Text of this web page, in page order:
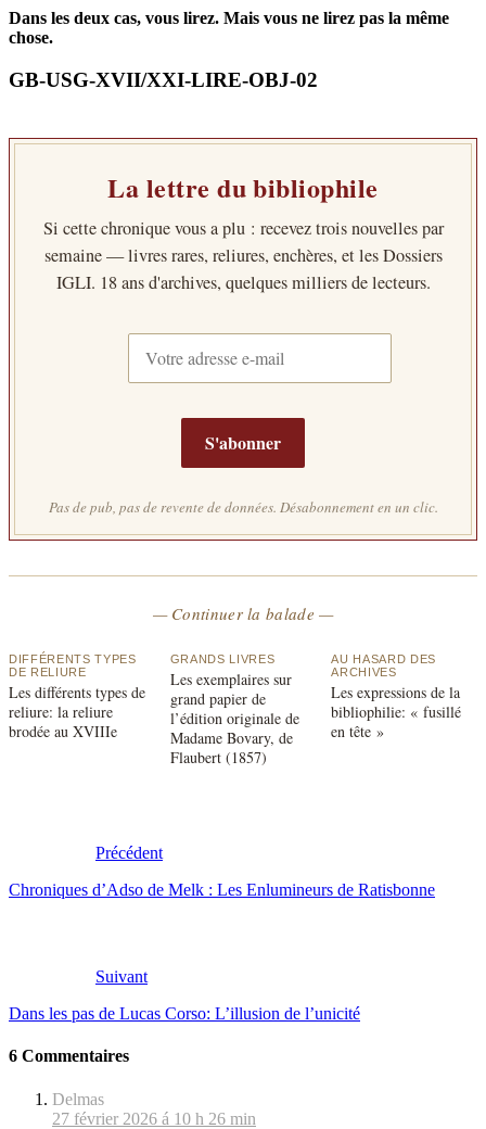
Dans les deux cas, vous lirez. Mais vous ne lirez pas la même
chose.
GB-USG-XVII/XXI-LIRE-OBJ-02
La lettre du bibliophile
Si cette chronique vous a plu : recevez trois nouvelles par
semaine — livres rares, reliures, enchères, et les Dossiers
IGLI. 18 ans d'archives, quelques milliers de lecteurs.
adresse
e-
S'abonner
Pas de pub, pas de revente de données. Désabonnement en un clic.
— Continuer la balade —
DIFFÉRENTS TYPES
DE RELIURE
Les différents types de
reliure: la reliure
brodée au XVIIIe
GRANDS LIVRES
Les exemplaires sur
grand papier de
l’édition originale de
Madame Bovary, de
Flaubert (1857)
AU HASARD DES
ARCHIVES
Les expressions de la
bibliophilie: « fusillé
en tête »
Précédent
Chroniques d’Adso de Melk : Les Enlumineurs de Ratisbonne
Suivant
Dans les pas de Lucas Corso: L’illusion de l’unicité
6 Commentaires
Delmas
27 février 2026 á 10 h 26 min